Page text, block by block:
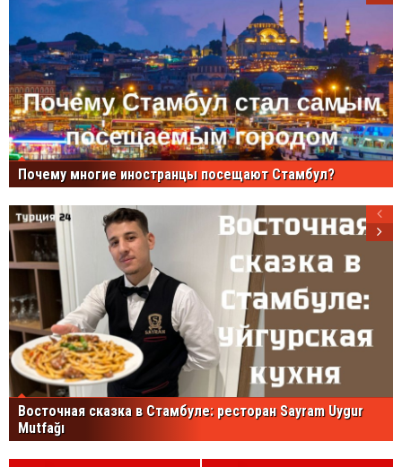
Почему многие иностранцы посещают Стамбул?
Восточная сказка в Стамбуле: ресторан Sayram Uygur
Mutfağı